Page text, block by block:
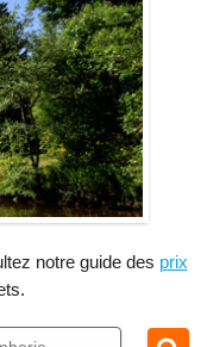
notre guide des prix